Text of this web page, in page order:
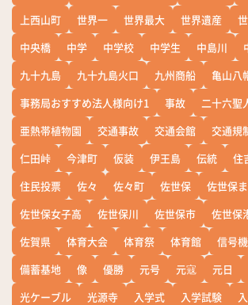
上西山町
世界一 世界最大 世界遺産
中央橋
中学 中学校 中学生 中島川
九十九島
九十九島火口 九州商船 亀山八
事務局おすすめ法人様向け1
事故 二十六聖
亜熱帯植物園
交通事故 交通会館 交通規
仁田峠
今津町 仮装 伊王島 伝統 住
住民投票
佐々 佐々町 佐世保 佐世保
佐世保女子高
佐世保川 佐世保市 佐世保
佐賀県
体育大会 体育祭 体育館 信号機
備蓄基地
像 優勝 元号 元寇 元日
光ケーブル
光源寺 入学式 入学試験